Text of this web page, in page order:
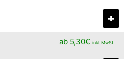
✚
ab 5,30€ inkl. MwSt.